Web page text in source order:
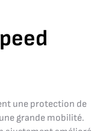
une protection de
grande mobilité.